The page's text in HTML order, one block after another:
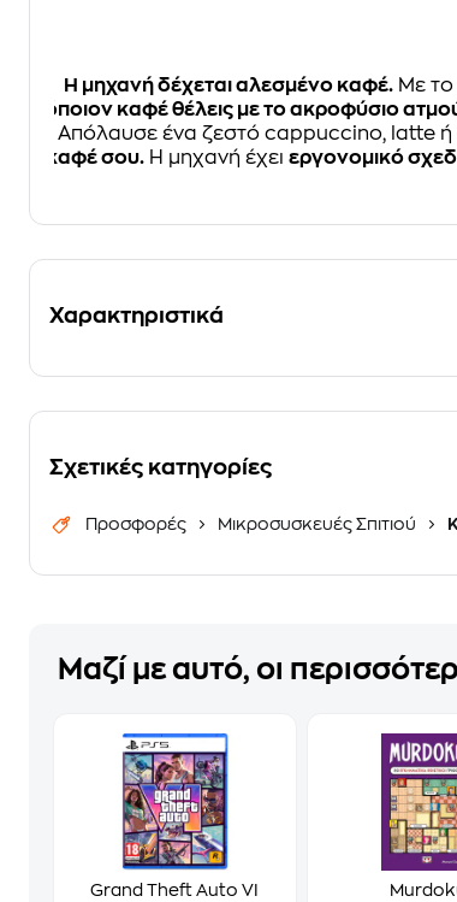
Η μηχανή δέχεται αλεσμένο καφέ.Με το
όποιον καφέ θέλεις με το ακροφύσιο
Απόλαυσε ένα ζεστό cappuccino, latte ή
καφέ σου.Η μηχανή έχει εργονομικό
Χαρακτηριστικά
Σχετικές κατηγορίες
Προσφορές Μικροσυσκευές Σπιτιού
Μαζί με αυτό, οι
Grand Theft Auto VI